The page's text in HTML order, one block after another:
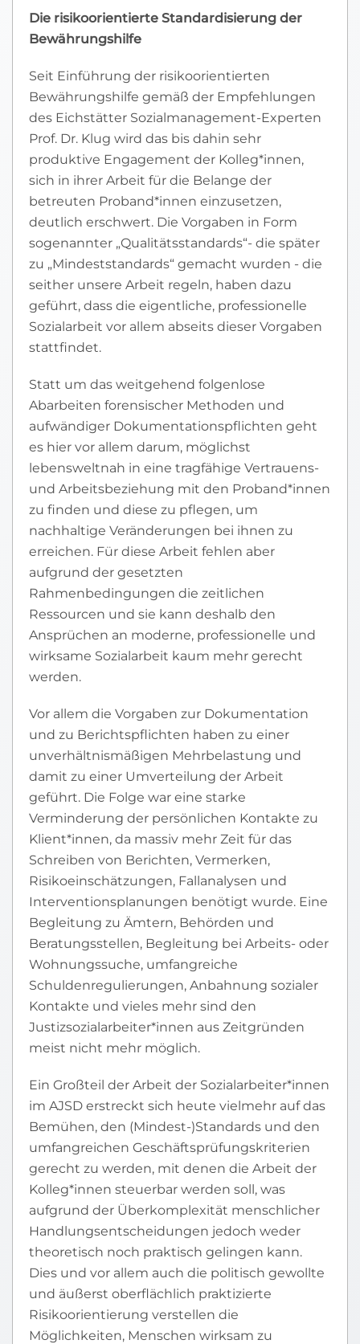
Die risikoorientierte Standardisierung der
Bewährungshilfe
Seit Einführung der risikoorientierten
Bewährungshilfe gemäß der Empfehlungen
des Eichstätter Sozialmanagement-Experten
Prof. Dr. Klug wird das bis dahin sehr
produktive Engagement der Kolleg*innen,
sich in ihrer Arbeit für die Belange der
betreuten Proband*innen einzusetzen,
deutlich erschwert. Die Vorgaben in Form
sogenannter „Qualitätsstandards“- die später
zu „Mindeststandards“ gemacht wurden - die
seither unsere Arbeit regeln, haben dazu
geführt, dass die eigentliche, professionelle
Sozialarbeit vor allem abseits dieser Vorgaben
stattfindet.
Statt um das weitgehend folgenlose
Abarbeiten forensischer Methoden und
aufwändiger Dokumentationspflichten geht
es hier vor allem darum, möglichst
lebensweltnah in eine tragfähige Vertrauens-
und Arbeitsbeziehung mit den Proband*innen
zu finden und diese zu pflegen, um
nachhaltige Veränderungen bei ihnen zu
erreichen. Für diese Arbeit fehlen aber
aufgrund der gesetzten
Rahmenbedingungen die zeitlichen
Ressourcen und sie kann deshalb den
Ansprüchen an moderne, professionelle und
wirksame Sozialarbeit kaum mehr gerecht
werden.
Vor allem die Vorgaben zur Dokumentation
und zu Berichtspflichten haben zu einer
unverhältnismäßigen Mehrbelastung und
damit zu einer Umverteilung der Arbeit
geführt. Die Folge war eine starke
Verminderung der persönlichen Kontakte zu
Klient*innen, da massiv mehr Zeit für das
Schreiben von Berichten, Vermerken,
Risikoeinschätzungen, Fallanalysen und
Interventionsplanungen benötigt wurde. Eine
Begleitung zu Ämtern, Behörden und
Beratungsstellen, Begleitung bei Arbeits- oder
Wohnungssuche, umfangreiche
Schuldenregulierungen, Anbahnung sozialer
Kontakte und vieles mehr sind den
Justizsozialarbeiter*innen aus Zeitgründen
meist nicht mehr möglich.
Ein Großteil der Arbeit der Sozialarbeiter*innen
im AJSD erstreckt sich heute vielmehr auf das
Bemühen, den (Mindest-)Standards und den
umfangreichen Geschäftsprüfungskriterien
gerecht zu werden, mit denen die Arbeit der
Kolleg*innen steuerbar werden soll, was
aufgrund der Überkomplexität menschlicher
Handlungsentscheidungen jedoch weder
theoretisch noch praktisch gelingen kann.
Dies und vor allem auch die politisch gewollte
und äußerst oberflächlich praktizierte
Risikoorientierung verstellen die
Möglichkeiten, Menschen wirksam zu